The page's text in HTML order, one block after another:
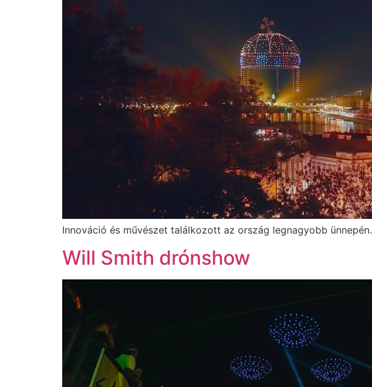
Innováció és művészet találkozott az ország legnagyobb ünnepén.
Will Smith drónshow